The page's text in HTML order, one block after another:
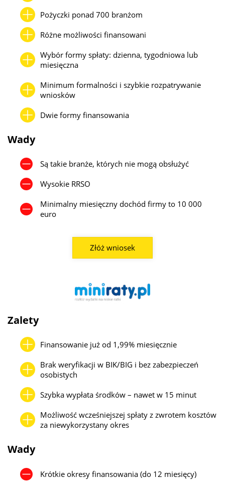
Pożyczki ponad 700 branżom
Różne możliwości finansowani
Wybór formy spłaty: dzienna, tygodniowa lub
miesięczna
Minimum formalności i szybkie rozpatrywanie
wniosków
Dwie formy finansowania
Wady
Są takie branże, których nie mogą obsłużyć
Wysokie RRSO
Minimalny miesięczny dochód firmy to 10 000
euro
Złóż wniosek
Zalety
Finansowanie już od 1,99% miesięcznie
Brak weryfikacji w BIK/BIG i bez zabezpieczeń
osobistych
Szybka wypłata środków – nawet w 15 minut
Możliwość wcześniejszej spłaty z zwrotem kosztów
za niewykorzystany okres
Wady
Krótkie okresy finansowania (do 12 miesięcy)